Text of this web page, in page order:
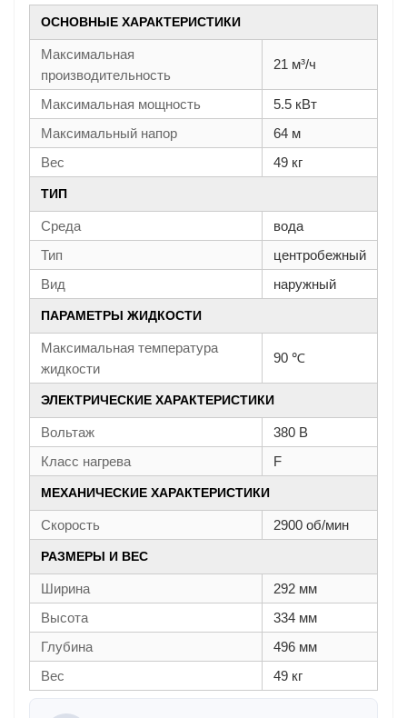
ОСНОВНЫЕ ХАРАКТЕРИСТИКИ
Максимальная
производительность
21 м³/ч
Максимальная мощность
5.5 кВт
Максимальный напор
64 м
Вес
49 кг
ТИП
Среда
вода
Тип
центробежный
Вид
наружный
ПАРАМЕТРЫ ЖИДКОСТИ
Максимальная температура
жидкости
90 ℃
ЭЛЕКТРИЧЕСКИЕ ХАРАКТЕРИСТИКИ
Вольтаж
380 В
Класс нагрева
F
МЕХАНИЧЕСКИЕ ХАРАКТЕРИСТИКИ
Скорость 2900 об/мин
РАЗМЕРЫ И ВЕС
Ширина
292 мм
Высота
334 мм
Глубина
496 мм
Вес
49 кг